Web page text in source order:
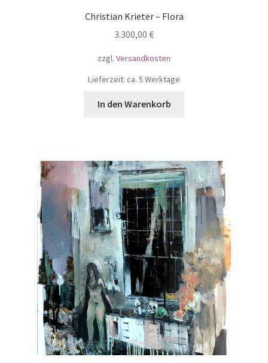
Christian Krieter – Flora
3.300,00 €
zzgl. Versandkosten
Lieferzeit: ca. 5 Werktage
In den Warenkorb